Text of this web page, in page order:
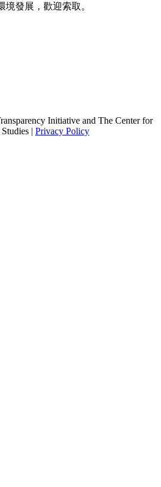
發展，歡迎索取。
Initiative and The Center for
| Privacy Policy